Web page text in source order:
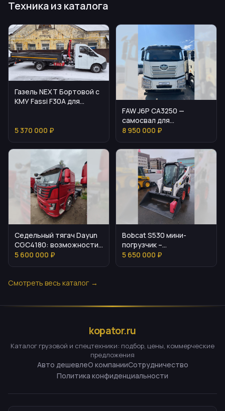
Техника из каталога
Газель NEXT Бортовой с
КМУ Fassi F30A для
5 370 000 ₽
FAW J6P CA3250 —
самосвал для
интенсивных карьерных
8 950 000 ₽
Седельный тягач Dayun
CGC4180: возможности
и задачи
5 600 000 ₽
Bobcat S530 мини-
погрузчик –
характеристики и задачи
5 650 000 ₽
Смотреть весь каталог →
kopator.ru
Каталог грузовой и спецтехники: подбор, цены, коммерческие
предложения
Авто дешевлеО компанииСотрудничество
Политика конфиденциальности